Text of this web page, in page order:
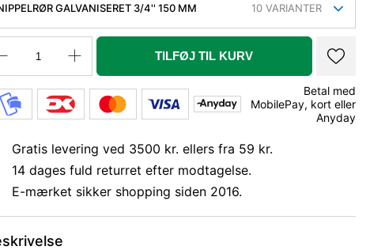
GALVANISERET 3/4'' 150 MM 10 VARIANTER
TILFØJ TIL KURV
Betal med
MobilePay, kort eller
Anyday
Gratis levering ved 3500 kr. ellers fra 59 kr.
14 dages fuld returret efter modtagelse.
E-mærket sikker shopping siden 2016.